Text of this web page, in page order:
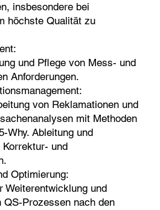
insbesondere bei
höchste Qualität zu
und Pflege von Mess- und
Anforderungen.
von Reklamationen und
mit Methoden
Why. Ableitung und
und
Optimierung:
Weiterentwicklung und
QS-Prozessen nach den